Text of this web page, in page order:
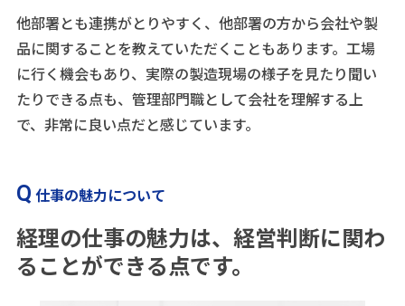
他部署とも連携がとりやすく、他部署の方から会社や製
品に関することを教えていただくこともあります。工場
に行く機会もあり、実際の製造現場の様子を見たり聞い
たりできる点も、管理部門職として会社を理解する上
で、非常に良い点だと感じています。
仕事の魅力について
経理の仕事の魅力は、経営判断に関わ
ることができる点です。